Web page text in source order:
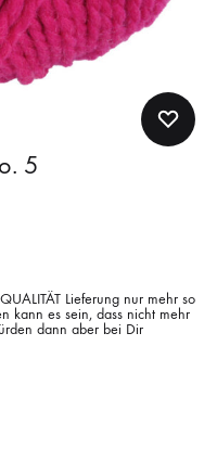
5
Lieferung nur mehr so
kann es sein, dass nicht mehr
dann aber bei Dir